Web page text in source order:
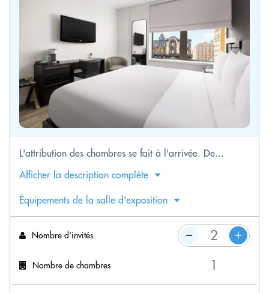
L'attribution des chambres se fait à l'arrivée. De...
Afficher la description complète
Équipements de la salle d'exposition
Nombre d'invités
Nombre de chambres